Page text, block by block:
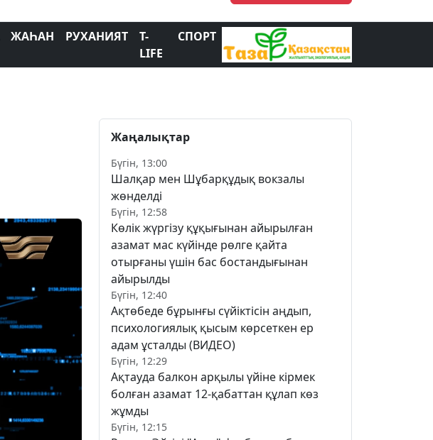
ЖАҺАН РУХАНИЯТ
T-
LIFE
СПОРТ
Жаңалықтар
Бүгін, 13:00
Шалқар мен Шұбарқұдық вокзалы
жөнделді
Бүгін, 12:58
Көлік жүргізу құқығынан айырылған
азамат мас күйінде рөлге қайта
отырғаны үшін бас бостандығынан
айырылды
Бүгін, 12:40
Ақтөбеде бұрынғы сүйіктісін аңдып,
психологиялық қысым көрсеткен ер
адам ұсталды (ВИДЕО)
Бүгін, 12:29
Ақтауда балкон арқылы үйіне кірмек
болған азамат 12-қабаттан құлап көз
жұмды
Бүгін, 12:15